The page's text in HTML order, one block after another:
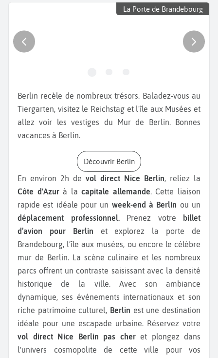
La Porte de Brandebourg
Berlin recèle de nombreux trésors. Baladez-vous au
Tiergarten, visitez le Reichstag et l'île aux Musées et
allez voir les vestiges du Mur de Berlin. Bonnes
vacances à Berlin.
Découvrir Berlin
En environ 2h de vol direct Nice Berlin, reliez la
Côte d'Azurà lacapitale allemande. Cette liaison
rapide est idéale pour un week-end à Berlin ou un
déplacement professionnel.
Prenez votre billet
d’avion pour Berlin et explorez la porte de
Brandebourg, l’île aux musées, ou encore le célèbre
mur de Berlin. La scène culinaire et les nombreux
parcs offrent un contraste saisissant avec la densité
historique de la ville. Avec son ambiance
dynamique, ses événements internationaux et son
riche patrimoine culturel, Berlin est une destination
idéale pour une escapade urbaine. Réservez votre
vol direct Nice Berlin pas cheret plongez dans
l'univers cosmopolite de cette ville pour vos